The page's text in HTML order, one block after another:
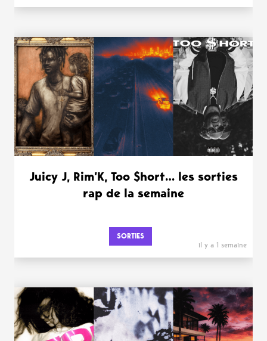
Juicy J, Rim’K, Too $hort… les sorties
rap de la semaine
SORTIES
il y a 1 semaine